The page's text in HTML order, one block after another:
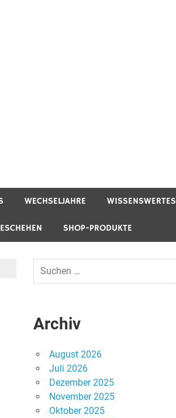
WECHSELJAHRE WISSENSWERTES
SHOP-PRODUKTE
Archiv
August 2026
Juli 2026
Dezember 2025
November 2025
Oktober 2025